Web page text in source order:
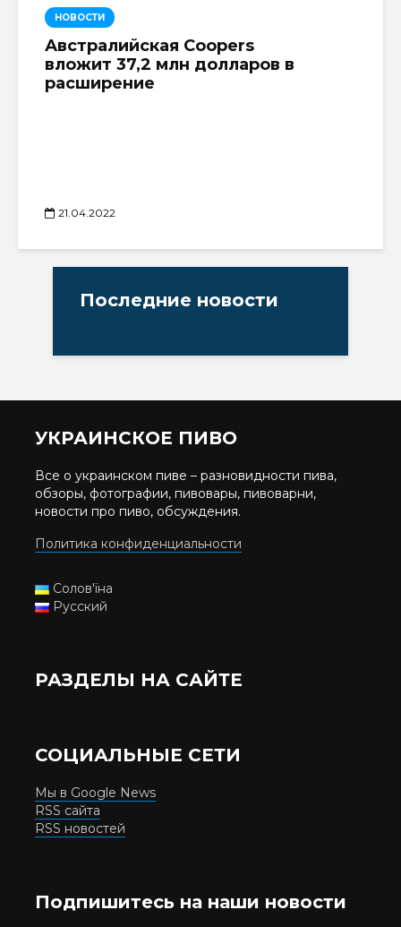
НОВОСТИ
Австралийская Coopers
вложит 37,2 млн долларов в
расширение
21.04.2022
Последние новости
УКРАИНСКОЕ ПИВО
Все о украинском пиве – разновидности пива,
обзоры, фотографии, пивовары, пивоварни,
новости про пиво, обсуждения.
Политика конфиденциальности
Солов'їна
Русский
РАЗДЕЛЫ НА САЙТЕ
СОЦИАЛЬНЫЕ СЕТИ
Мы в Google News
RSS сайта
RSS новостей
Подпишитесь на наши новости